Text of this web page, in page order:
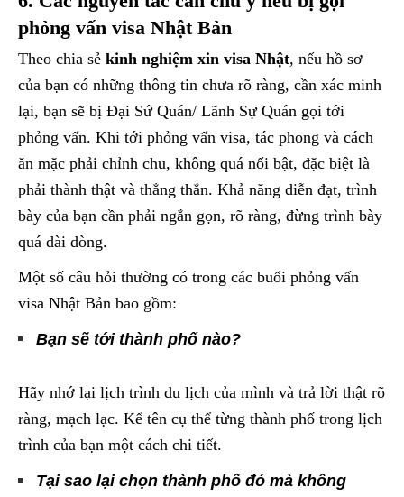
phỏng vấn visa Nhật Bản
Theo chia sẻ kinh nghiệm xin visa Nhật, nếu hồ sơ
của bạn có những thông tin chưa rõ ràng, cần xác minh
lại, bạn sẽ bị Đại Sứ Quán/ Lãnh Sự Quán gọi tới
phỏng vấn. Khi tới phỏng vấn visa, tác phong và cách
ăn mặc phải chỉnh chu, không quá nổi bật, đặc biệt là
phải thành thật và thẳng thắn. Khả năng diễn đạt, trình
bày của bạn cần phải ngắn gọn, rõ ràng, đừng trình bày
quá dài dòng.
Một số câu hỏi thường có trong các buổi phỏng vấn
visa Nhật Bản bao gồm:
Bạn sẽ tới thành phố nào?
Hãy nhớ lại lịch trình du lịch của mình và trả lời thật rõ
ràng, mạch lạc. Kể tên cụ thể từng thành phố trong lịch
trình của bạn một cách chi tiết.
Tại sao lại chọn thành phố đó mà không